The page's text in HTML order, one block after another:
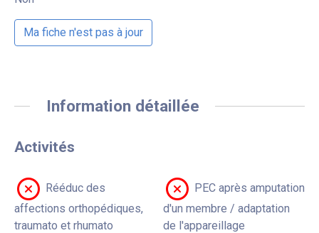
Ma fiche n'est pas à jour
Information détaillée
Activités
Rééduc des
affections orthopédiques,
traumato et rhumato
PEC après amputation
d'un membre / adaptation
de l'appareillage